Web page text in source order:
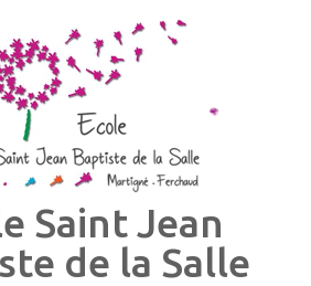
Saint Jean
de la Salle